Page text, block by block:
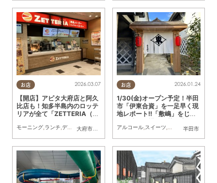
お店
大府市
,阿久比町
2026.03.07
【開店】アピタ大府店と阿久
比店も！知多半島内のロッテ
リアが全て「ZETTERIA（ゼ
モーニング,ランチ,ディナー ,テイクアウト ,リニューアル,夫婦,家族 おひとりさま
お店
半田市
2026.01.24
1/30(金)オープン予定！半田
市「伊東合資」を一足早く現
地レポート!!「敷嶋」をじっ
アルコール,スイーツ,テイクアウト